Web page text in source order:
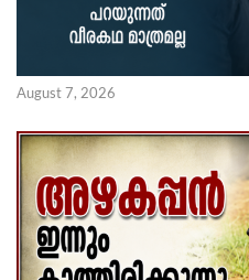
August 7, 2026